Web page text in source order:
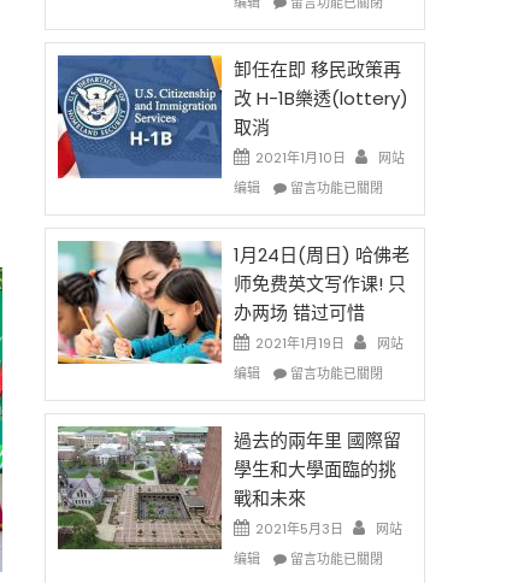
設
限
後
現
開
始
對
OPT
開
刀〉
中
民
新
法
讓
說
話
請
H-
1B
簽
證
高
薪
者
先
得〉
中
卸任在即 移民政策再
改 H-1B樂透(lottery)
取消
2021年1月10日
网站
编辑
在
任
在
即
移
民
政
策
改
H-
1B
樂
透
(lottery)
取
消〉
留言功能已關閉
1月24日(周日) 哈佛老
师免费英文写作课! 只
办两场 错过可惜
2021年1月19日
网站
编辑
在
月
24
日
(周
日)
哈
佛
留言功能已關閉
過去的兩年里 國際留
學生和大學面臨的挑
戰和未來
2021年5月3日
网站
编辑
在
留言功能已關閉